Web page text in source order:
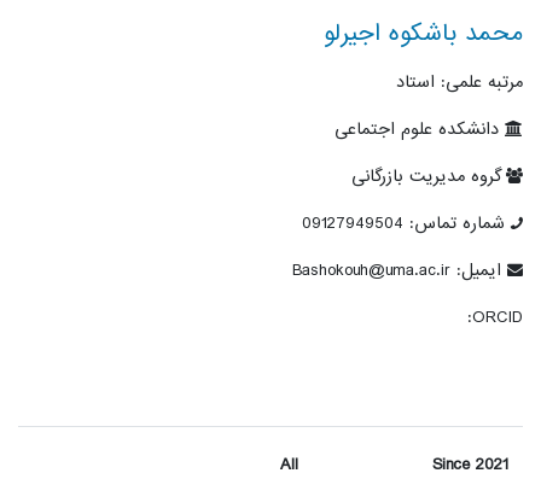
محمد باشکوه اجیرلو
مرتبه علمی: استاد
دانشکده علوم اجتماعی
گروه مدیریت بازرگانی
شماره تماس: 09127949504
ایمیل: Bashokouh@uma.ac.ir
ORCID:
All Since 2021